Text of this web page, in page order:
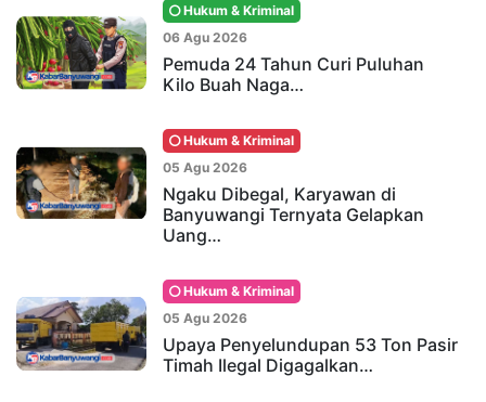
Hukum & Kriminal
06 Agu 2026
Pemuda 24 Tahun Curi Puluhan
Kilo Buah Naga…
Hukum & Kriminal
05 Agu 2026
Ngaku Dibegal, Karyawan di
Banyuwangi Ternyata Gelapkan
Uang…
Hukum & Kriminal
05 Agu 2026
Upaya Penyelundupan 53 Ton Pasir
Timah Ilegal Digagalkan…